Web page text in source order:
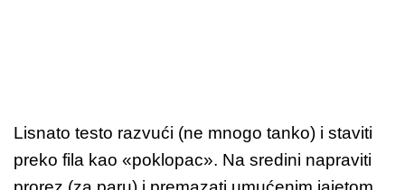
Lisnato testo razvući (ne mnogo tanko) i staviti
preko fila kao «poklopac». Na sredini napraviti